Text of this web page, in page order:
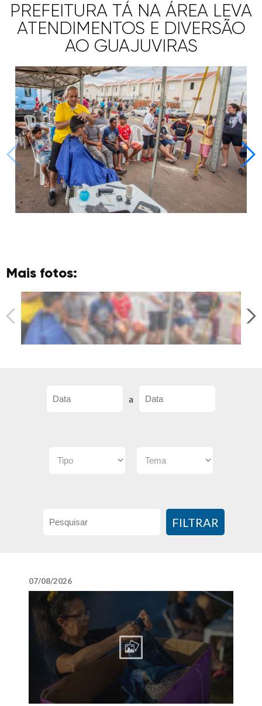
PREFEITURA TÁ NA ÁREA LEVA
ATENDIMENTOS E DIVERSÃO
AO GUAJUVIRAS
Mais fotos:
a
FILTRAR
07/08/2026